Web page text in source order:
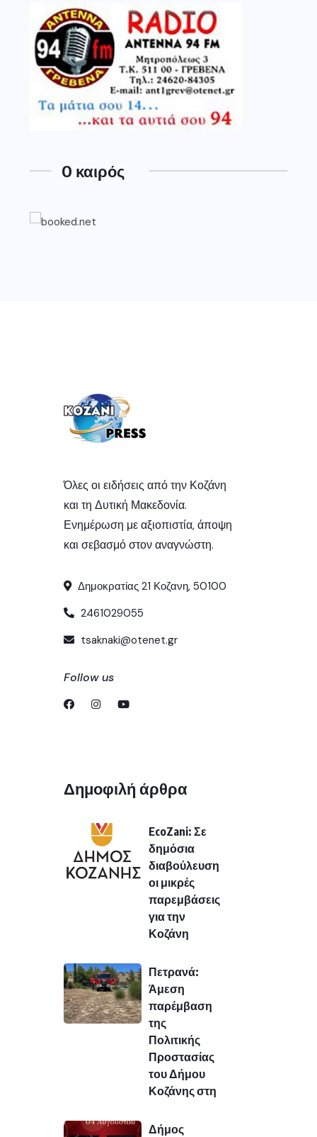
O καιρός
Όλες οι ειδήσεις από την Κοζάνη
και τη Δυτική Μακεδονία.
Ενημέρωση με αξιοπιστία, άποψη
και σεβασμό στον αναγνώστη.
Δημοκρατίας 21 Κοζανη, 50100
2461029055
tsaknaki@otenet.gr
Follow us
Δημοφιλή άρθρα
EcoZani: Σε
δημόσια
διαβούλευση
οι μικρές
παρεμβάσεις
για την
Κοζάνη
Πετρανά:
Άμεση
παρέμβαση
της
Πολιτικής
Προστασίας
του Δήμου
Κοζάνης στη
Δήμος